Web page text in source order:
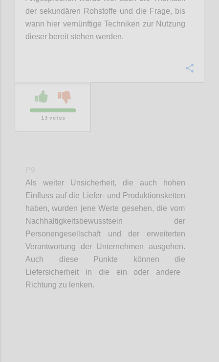
der sekundären Rohstoffe und die Frage, bis
wann hier vernünftige Techniken zur Nutzung
dieser bereit stehen werden.
13 votes
Als weiter Unsicherheit, d ie auch hohen
Einfluss auf die Liefer- und Produktionsketten
haben,wurden jeneWerte gesehen, die vom
Nachhaltigkeitsbewusstsein der
Personengesellschaft und der erweiterten
Verantwortung der Unternehmen ausgehen.
Auch diese Punkte können die
Liefersicherheit in die ein oder andere
Richtung zu lenken.